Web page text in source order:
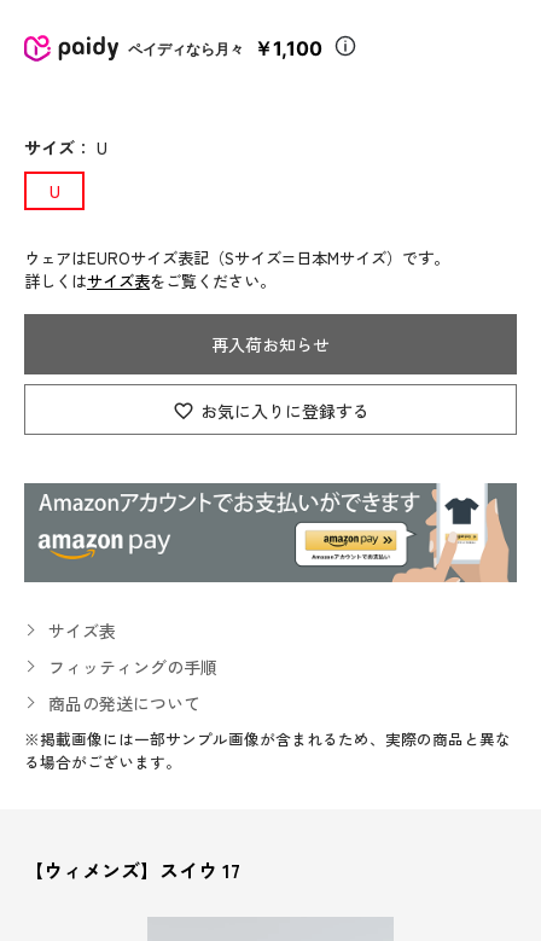
ペイディなら月々 ￥1,100
サイズ ： U
U
ウェアはEUROサイズ表記（Sサイズ=日本Mサイズ）です。
詳しくはサイズ表をご覧ください。
再入荷お知らせ
お気に入りに登録する
サイズ表
フィッティングの手順
商品の発送について
※掲載画像には一部サンプル画像が含まれるため、実際の商品と異な
る場合がございます。
【ウィメンズ】スイウ 17